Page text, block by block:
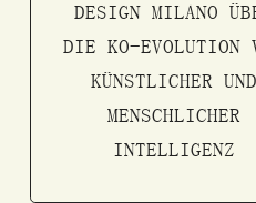
DESIGN MILANO
DIE KO-EVOLUTION
KÜNSTLICHER UND
MENSCHLICHER
INTELLIGENZ